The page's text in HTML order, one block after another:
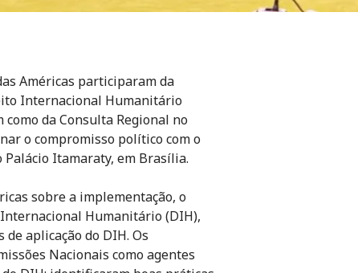
Américas participaram da
Internacional Humanitário
da Consulta Regional no
o compromisso político com o
Palácio Itamaraty, em Brasília.
sobre a implementação, o
Humanitário (DIH),
aplicação do DIH. Os
Nacionais como agentes